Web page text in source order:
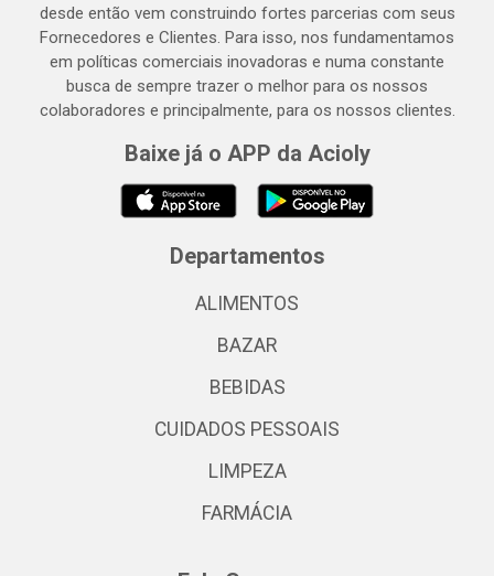
desde então vem construindo fortes parcerias com seus
Fornecedores e Clientes. Para isso, nos fundamentamos
em políticas comerciais inovadoras e numa constante
busca de sempre trazer o melhor para os nossos
colaboradores e principalmente, para os nossos clientes.
Baixe já o APP da Acioly
Departamentos
ALIMENTOS
BAZAR
BEBIDAS
CUIDADOS PESSOAIS
LIMPEZA
FARMÁCIA